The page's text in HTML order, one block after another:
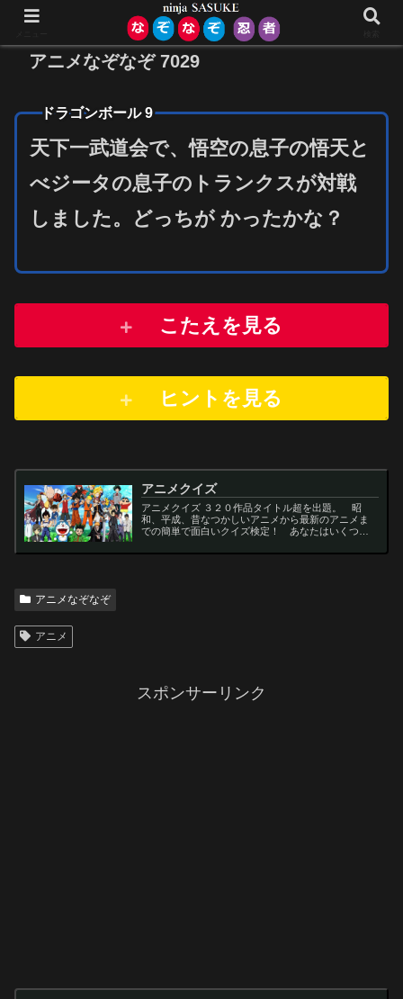
アニメなぞなぞ 7029
ドラゴンボール 9
天下一武道会で、悟空の息子の悟天と
べジータの息子のトランクスが対戦
しました。どっちが かったかな？
こたえを見る
ヒントを 見る
アニメクイズ
アニメクイズ ３２０作品タイトル超を出題。 昭
和、平成、昔なつかしいアニメから最新のアニメま
での簡単で面白いクイズ検定！ あなたはいくつわ
ど一問一答から3択・4択問題までの小学生の簡単問
アニメなぞなぞ
アニメ
スポンサーリンク